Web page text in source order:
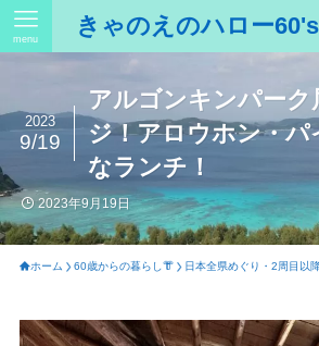
きゃのえのハロー60's
menu
アルゴンキンパーク
ジ！アロウホン・パ
なランチ！
2023
9/19
2023年9月19日
ホーム 60歳からの暮らし👘 日本全県めぐり・2周目以